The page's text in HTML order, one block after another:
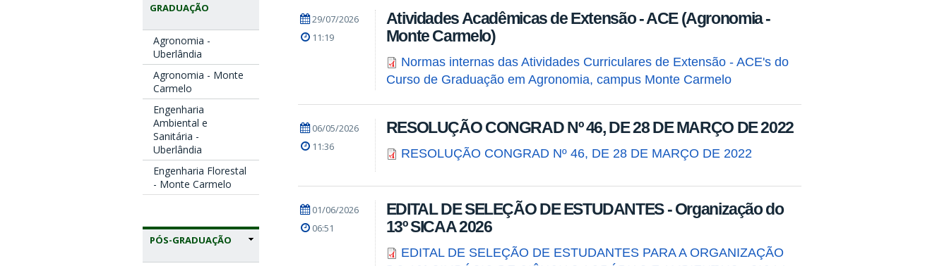
GRADUAÇÃO
Agronomia -
Uberlândia
Agronomia - Monte
Carmelo
Engenharia
Ambiental e
Sanitária -
Uberlândia
Engenharia Florestal
- Monte Carmelo
PÓS-GRADUAÇÃO
29/07/2026
11:19
Atividades Acadêmicas de Extensão - ACE (Agronomia -
Monte Carmelo)
Normas internas das Atividades Curriculares de Extensão - ACE's do
Curso de Graduação em Agronomia, campus Monte Carmelo
06/05/2026
11:36
RESOLUÇÃO CONGRAD Nº 46, DE 28 DE MARÇO DE 2022
RESOLUÇÃO CONGRAD Nº 46, DE 28 DE MARÇO DE 2022
01/06/2026
06:51
EDITAL DE SELEÇÃO DE ESTUDANTES - Organização do
13º SICAA 2026
EDITAL DE SELEÇÃO DE ESTUDANTES PARA A ORGANIZAÇÃO